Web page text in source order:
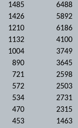
1485
6488
1426
5892
1210
6186
1132
4100
1004
3749
890
3645
721
2598
572
2503
534
2731
470
2315
453
1463